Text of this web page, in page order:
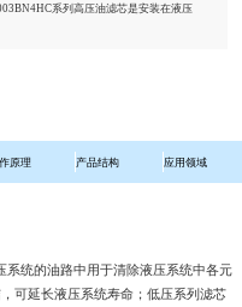
系列高压油滤芯是安装在液压
原理 产品结构 应用领域
系统的油路中用于清除液压系统中各元
可延长液压系统寿命；低压系列滤芯